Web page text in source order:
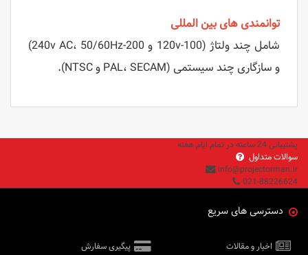
توانمندی های بین المللی
شامل چند ولتاژ (100-120v و 200-240v AC، 50/60Hz)
و سازگاری چند سیستمی (PAL، SECAM و NTSC).
پشتیبانی 24 ساعته در تمام ایام هفته
سوالات متداول
info@projectorman.ir
021-88226624
دسترسی های سریع
اخبار و مقالات
پیگیری سفارش